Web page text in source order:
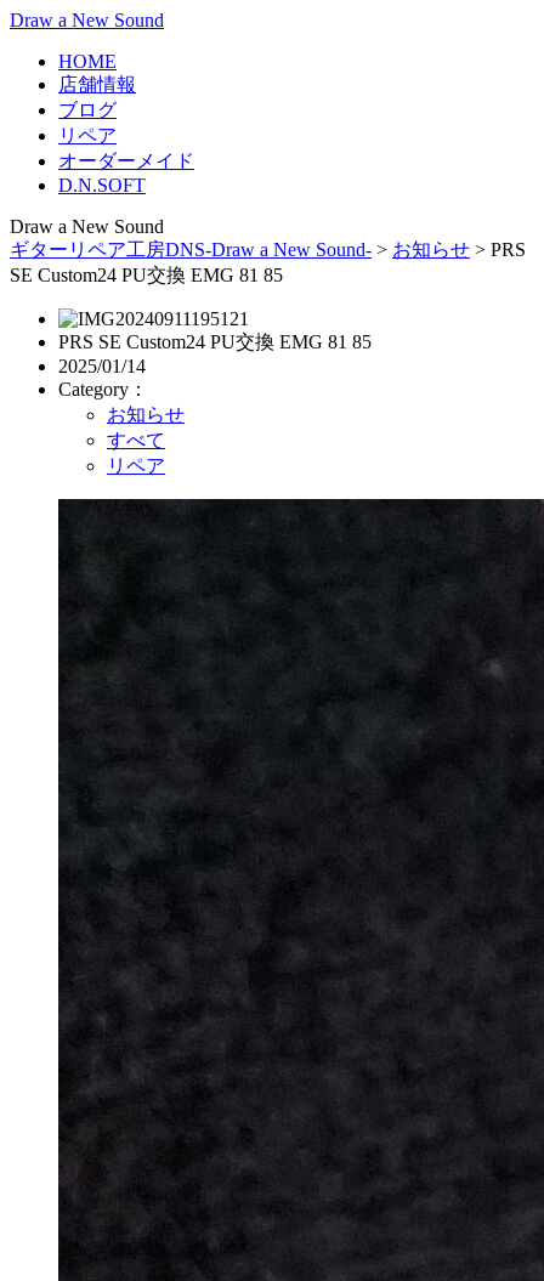
Draw a New Sound
HOME
店舗情報
ブログ
リペア
オーダーメイド
D.N.SOFT
Draw a New Sound
ギターリペア工房DNS-Draw a New Sound- > お知らせ > PRS
SE Custom24 PU交換 EMG 81 85
PRS SE Custom24 PU交換 EMG 81 85
2025/01/14
Category：
お知らせ
すべて
リペア